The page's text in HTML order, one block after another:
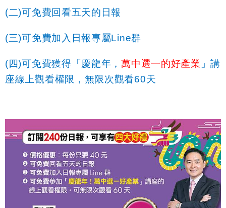
(二)可免費回看五天的日報
(三)可免費加入日報專屬Line群
(四)可免費獲得「慶龍年，萬中選一的好產業 」講
座線上觀看權限，無限次觀看60天